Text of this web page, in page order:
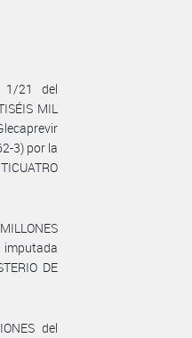
1/21 del
MIL
3) por la
imputada
DE
del